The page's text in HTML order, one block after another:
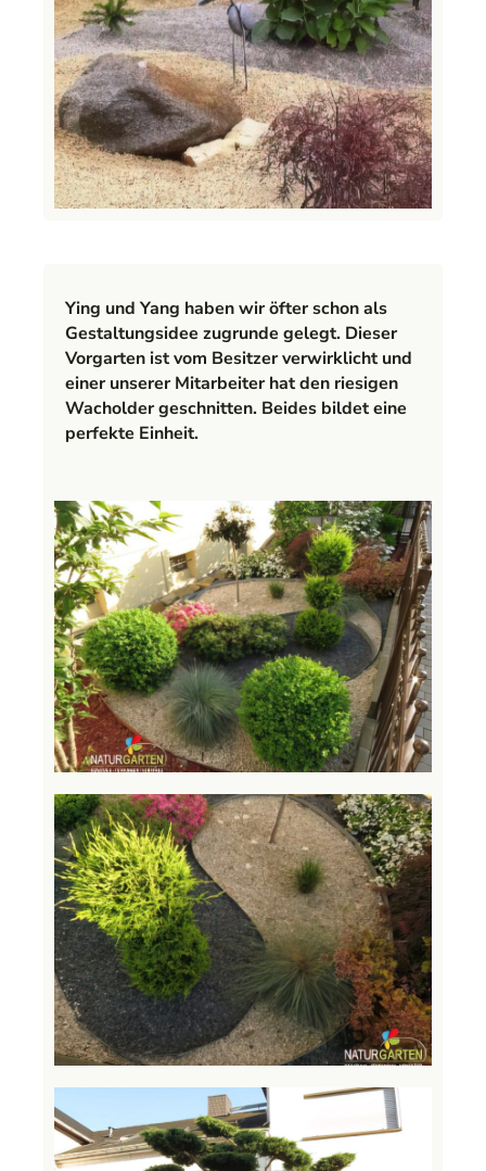
Ying und Yang haben wir öfter schon als
Gestaltungsidee zugrunde gelegt. Dieser
Vorgarten ist vom Besitzer verwirklicht und
einer unserer Mitarbeiter hat den riesigen
Wacholder geschnitten. Beides bildet eine
perfekte Einheit.